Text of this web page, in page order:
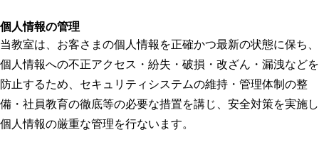
個人情報の管理
当教室は、お客さまの個人情報を正確かつ最新の状態に保ち、
個人情報への不正アクセス・紛失・破損・改ざん・漏洩などを
防止するため、セキュリティシステムの維持・管理体制の整
備・社員教育の徹底等の必要な措置を講じ、安全対策を実施し
個人情報の厳重な管理を行ないます。